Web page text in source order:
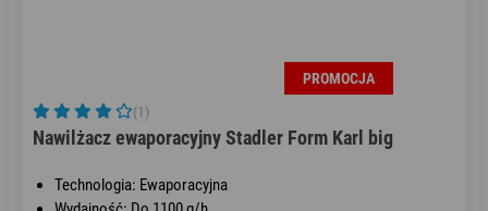
PROMOCJA
(1)
Nawilżacz ewaporacyjny Stadler Form Karl big
Technologia: Ewaporacyjna